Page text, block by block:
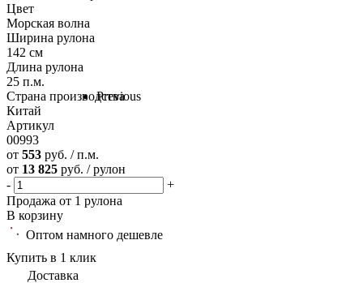
Previous
Цвет
Морская волна
Ширина рулона
142 см
Длина рулона
25 п.м.
Страна производства
Китай
Артикул
00993
от 553 руб. / п.м.
от 13 825 руб. / рулон
-
+
Продажа от 1 рулона
В корзину
Оптом намного дешевле
Купить в 1 клик
Доставка